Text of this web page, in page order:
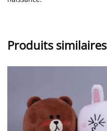
Produits similaires